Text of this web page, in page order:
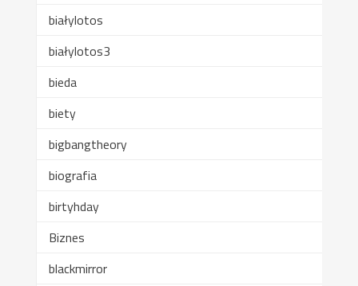
białylotos
białylotos3
bieda
biety
bigbangtheory
biografia
birtyhday
Biznes
blackmirror